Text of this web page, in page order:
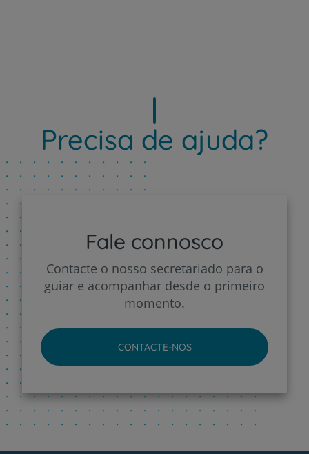
Precisa de ajuda?
Fale connosco
Contacte o nosso secretariado para o
guiar e acompanhar desde o primeiro
momento.
CONTACTE-NOS